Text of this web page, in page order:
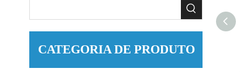
CATEGORIA DE PRODUTO